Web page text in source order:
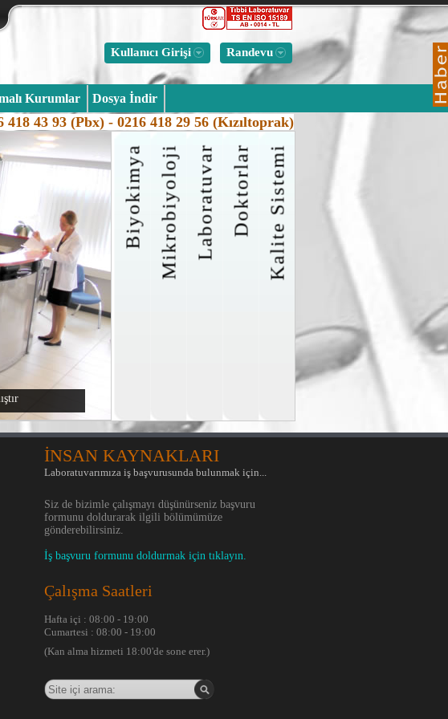
SARS-CoV-2 RNA Real-Time PCR testi T.C. Sağlık Bakanlığı yetkilendirmesi
Kızıltoprak-Kadıköy laboratuvarımızda çalışılmaktadır. Kızıltoprak-Kadıköy
laboratuvarımıza Saat 12:00´ye kadar verilen örneklerin sonuçları aynı gün
18:00´de rapor edilmektedir.
Kullanıcı Girişi Randevu
Kurumlar Dosya İndir
418 43 93 (Pbx) - 0216 418 29 56 (Kızıltoprak)
BiyokimyaMikrobiyolojiLaboratuvar Doktorlar Kalite Sistemi
İNSAN KAYNAKLARI
Laboratuvarımıza iş başvurusunda bulunmak için...
Siz de bizimle çalışmayı düşünürseniz başvuru
formunu doldurarak ilgili bölümümüze
gönderebilirsiniz.
İş başvuru formunu doldurmak için tıklayın.
Çalışma Saatleri
Hafta içi : 08:00 - 19:00
Cumartesi : 08:00 - 19:00
(Kan alma hizmeti 18:00'de sone erer.)